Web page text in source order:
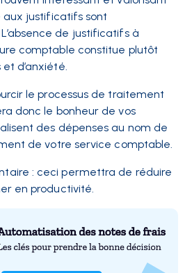
justificatifs sont
de justificatifs à
comptable constitue plutôt
d’anxiété.
le processus de traitement
donc le bonheur de vos
des dépenses au nom de
de votre service comptable.
: ceci permettra de réduire
en productivité.